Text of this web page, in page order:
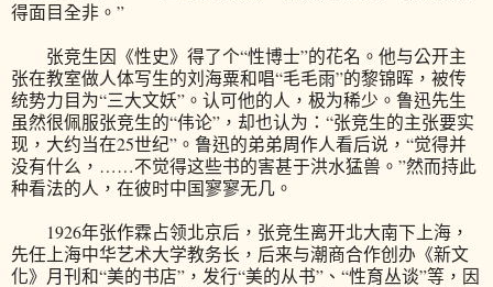
得面目全非。”
张竞生因《性史》得了个“性博士”的花名。他与公开主
张在教室做人体写生的刘海粟和唱“毛毛雨”的黎锦晖，被传
统势力目为“三大文妖”。认可他的人，极为稀少。鲁迅先生
虽然很佩服张竞生的“伟论”，却也认为：“张竞生的主张要实
现，大约当在25世纪”。鲁迅的弟弟周作人看后说，“觉得并
没有什么，……不觉得这些书的害甚于洪水猛兽。”然而持此
种看法的人，在彼时中国寥寥无几。
1926年张作霖占领北京后，张竞生离开北大南下上海，
先任上海中华艺术大学教务长，后来与潮商合作创办《新文
化》月刊和“美的书店”，发行“美的从书”、“性育丛谈”等，因